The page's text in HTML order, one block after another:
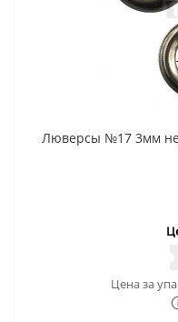
Люверсы №17 3мм
Цена за